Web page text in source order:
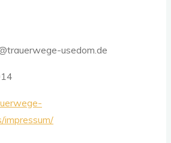
usedom.de
impressum/